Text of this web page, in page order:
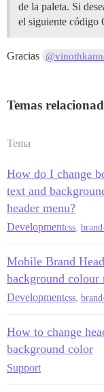
de la paleta. Si
el siguiente código
Gracias
Temas
Tema
How do I change
text and
header menu?
Developmentcss
Mobile Brand
background colour
Developmentcss
How to change
background color
Support